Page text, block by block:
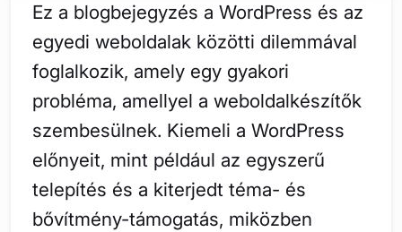
Ez a blogbejegyzés a WordPress és az
egyedi weboldalak közötti dilemmával
foglalkozik, amely egy gyakori
probléma, amellyel a weboldalkészítők
szembesülnek. Kiemeli a WordPress
előnyeit, mint például az egyszerű
telepítés és a kiterjedt téma- és
bővítmény-támogatás, miközben